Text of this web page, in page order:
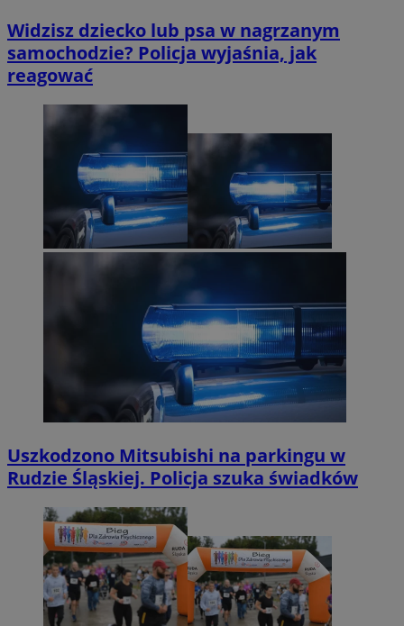
Widzisz dziecko lub psa w nagrzanym
samochodzie? Policja wyjaśnia, jak
reagować
Uszkodzono Mitsubishi na parkingu w
Rudzie Śląskiej. Policja szuka świadków